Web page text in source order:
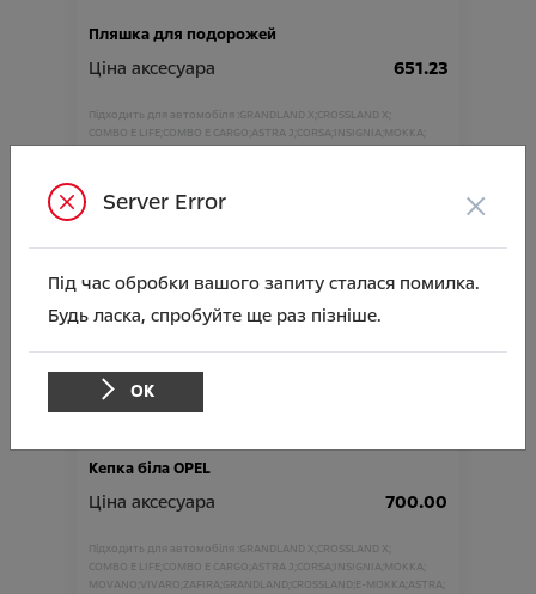
Пляшка для подорожей
Ціна аксесуара 651.23
Підходить для автомобіля : GRANDLAND X; CROSSLAND X;
COMBO E LIFE; COMBO E CARGO; ASTRA J; CORSA; INSIGNIA; MOKKA;
MOVANO;VIVARO;ZAFIRA;GRANDLAND;CROSSLAND;E-MOKKA;ASTRA;
Кепка біла OPEL
Ціна аксесуара 700.00
Підходить для автомобіля : GRANDLAND X; CROSSLAND X;
COMBO E LIFE; COMBO E CARGO; ASTRA J; CORSA; INSIGNIA; MOKKA;
MOVANO; VIVARO; ZAFIRA; GRANDLAND; CROSSLAND; E-MOKKA; ASTRA;
Server Error ×
Під час обробки вашого запиту сталася помилка.
Будь ласка, спробуйте ще раз пізніше.
ОК